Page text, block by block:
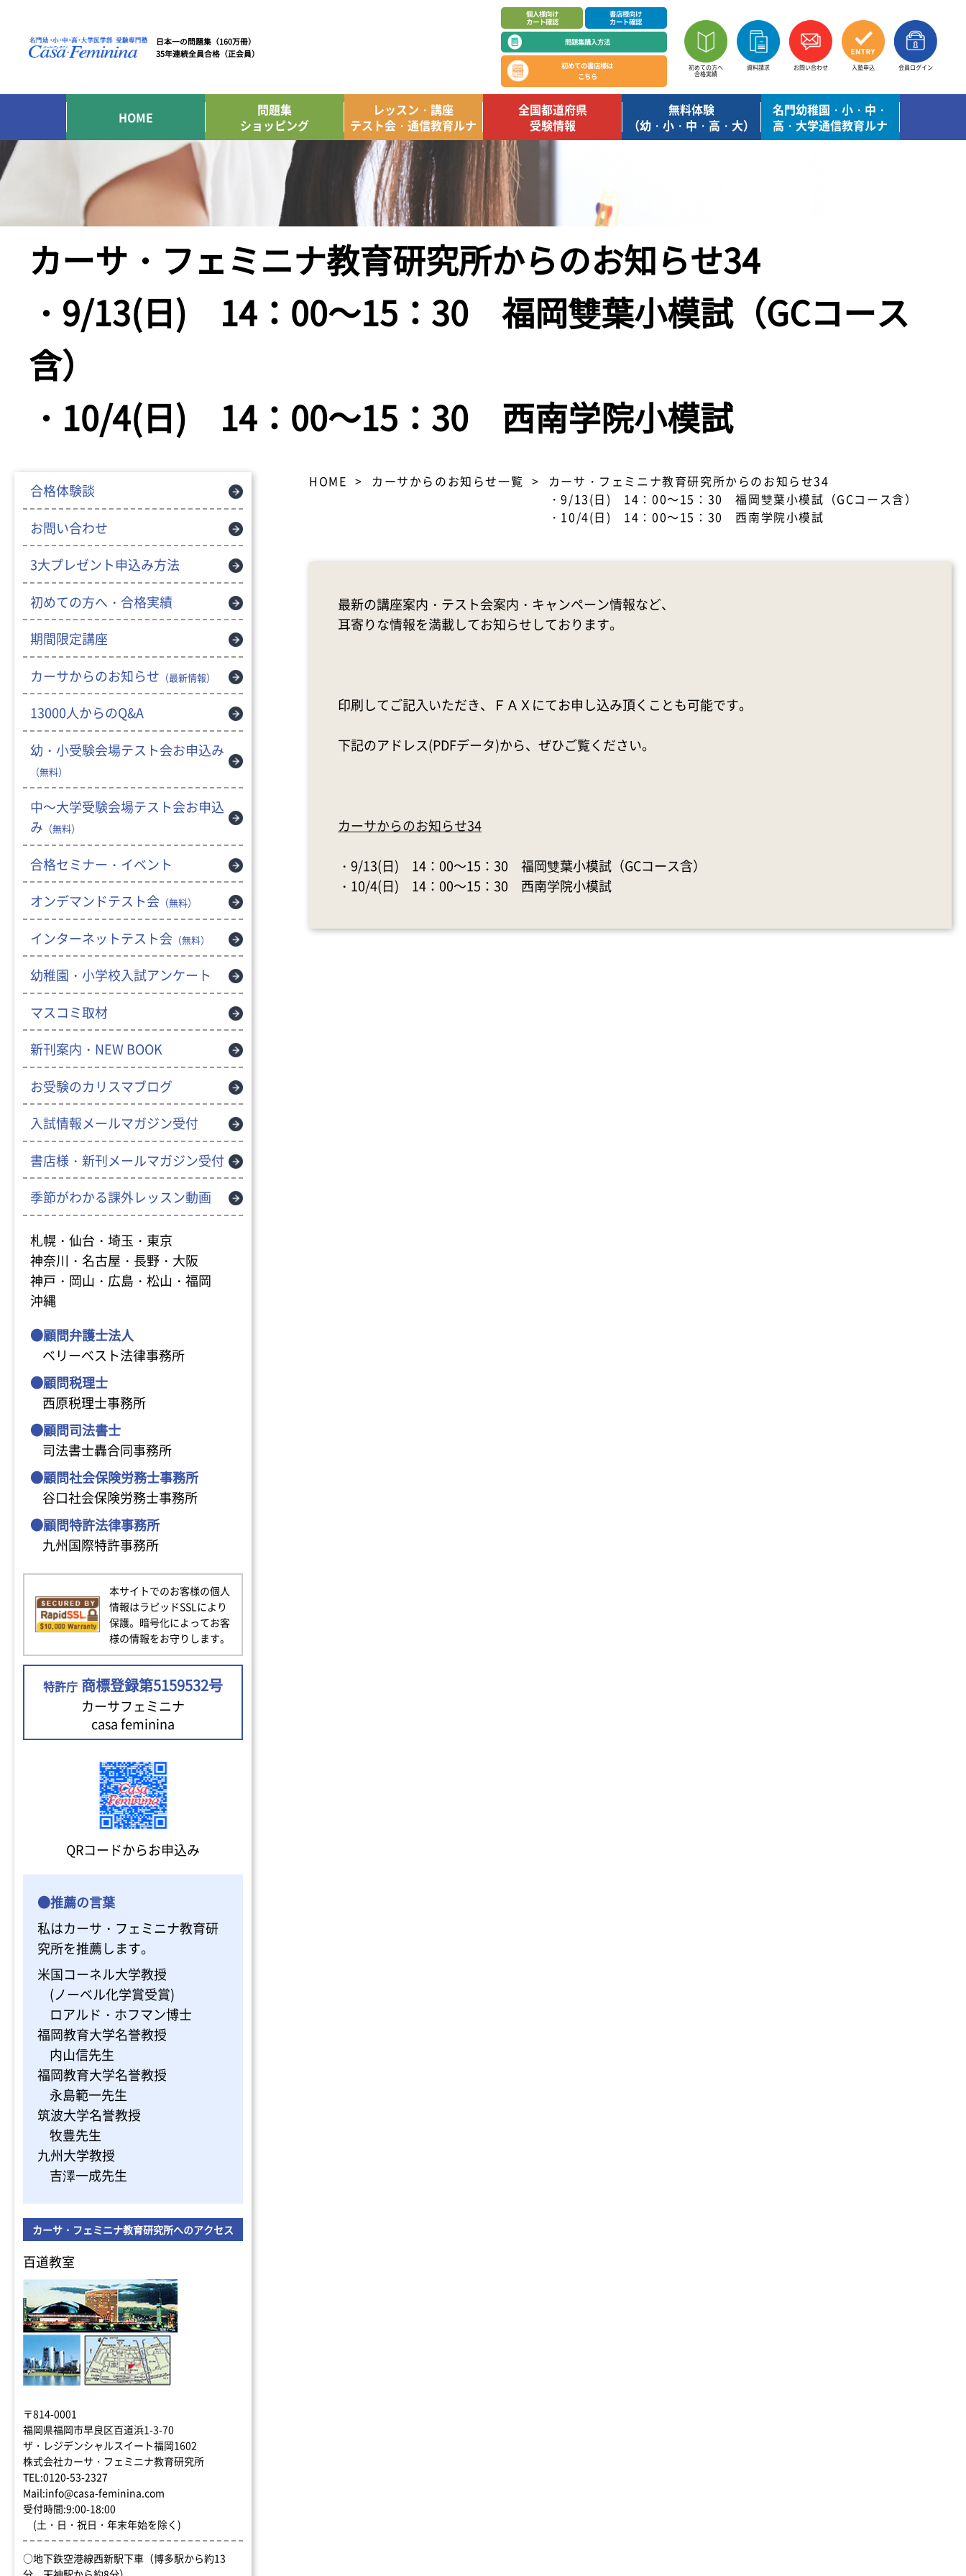
日本一の問題集（160万冊）
35年連続全員合格（正会員）
個人様向け
カート確認
書店様向け
カート確認
問題集購入方法
初めての書店様は
こちら
初めての方へ
合格実績
資料請求 お問い合わせ 入塾申込 会員ログイン
HOME
問題集
ショッピング
レッスン・講座
テスト会・通信教育ルナ
全国都道府県
受験情報
無料体験
（幼・小・中・高・大）
名門幼稚園・小・中・
高・大学通信教育ルナ
カーサ・フェミニナ教育研究所からのお知らせ34
・9/13(日) 14：00～15：30 福岡雙葉小模試（GCコース
含）
・10/4(日) 14：00～15：30 西南学院小模試
HOME カーサからのお知らせ一覧
カーサ・フェミニナ教育研究所からのお知らせ34
・9/13(日) 14：00～15：30 福岡雙葉小模試（GCコース含）
・10/4(日) 14：00～15：30 西南学院小模試
最新の講座案内・テスト会案内・キャンペーン情報など、
耳寄りな情報を満載してお知らせしております。
印刷してご記入いただき、ＦＡＸにてお申し込み頂くことも可能です。
下記のアドレス(PDFデータ)から、ぜひご覧ください。
カーサからのお知らせ34
・9/13(日) 14：00～15：30 福岡雙葉小模試（GCコース含）
・10/4(日) 14：00～15：30 西南学院小模試
合格体験談
お問い合わせ
3大プレゼント申込み方法
初めての方へ・合格実績
期間限定講座
カーサからのお知らせ （最新情報）
13000人からのQ&A
幼・小受験会場テスト会お申込み
（無料）
中～大学受験会場テスト会お申込
み （無料）
合格セミナー・イベント
オンデマンドテスト会 （無料）
インターネットテスト会 （無料）
幼稚園・小学校入試アンケート
マスコミ取材
新刊案内・NEW BOOK
お受験のカリスマブログ
入試情報メールマガジン受付
書店様・新刊メールマガジン受付
季節がわかる課外レッスン動画
札幌・仙台・埼玉・東京
神奈川・名古屋・長野・大阪
神戸・岡山・広島・松山・福岡
沖縄
●顧問弁護士法人
ベリーベスト法律事務所
●顧問税理士
西原税理士事務所
●顧問司法書士
司法書士轟合同事務所
●顧問社会保険労務士事務所
谷口社会保険労務士事務所
●顧問特許法律事務所
九州国際特許事務所
本サイトでのお客様の個人
情報はラピッドSSLにより
保護。暗号化によってお客
様の情報をお守りします。
特許庁 商標登録第5159532号
カーサフェミニナ
casa feminina
QRコードからお申込み
●推薦の言葉
私はカーサ・フェミニナ教育研
究所を推薦します。
米国コーネル大学教授
(ノーベル化学賞受賞)
ロアルド・ホフマン博士
福岡教育大学名誉教授
内山信先生
福岡教育大学名誉教授
永島範一先生
筑波大学名誉教授
牧豊先生
九州大学教授
吉澤一成先生
カーサ・フェミニナ教育研究所へのアクセス
百道教室
〒814-0001
福岡県福岡市早良区百道浜1-3-70
ザ・レジデンシャルスイート福岡1602
株式会社カーサ・フェミニナ教育研究所
TEL:0120-53-2327
Mail:info@casa-feminina.com
受付時間:9:00-18:00
(土・日・祝日・年末年始を除く)
○地下鉄空港線西新駅下車（博多駅から約13